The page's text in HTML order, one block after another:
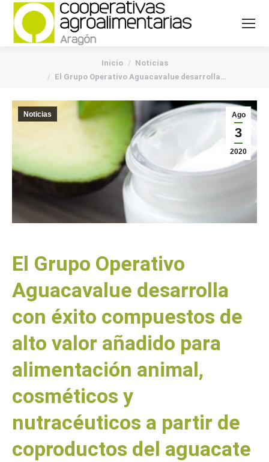
Inicio
Noticias
El Grupo Operativo Aguacavalue desarrolla…
Ago
3
2020
Noticias
El Grupo Operativo
Aguacavalue desarrolla
con éxito compuestos de
alto valor añadido para
alimentación animal,
cosméticos y
nutracéuticos a partir de
coproductos del aguacate